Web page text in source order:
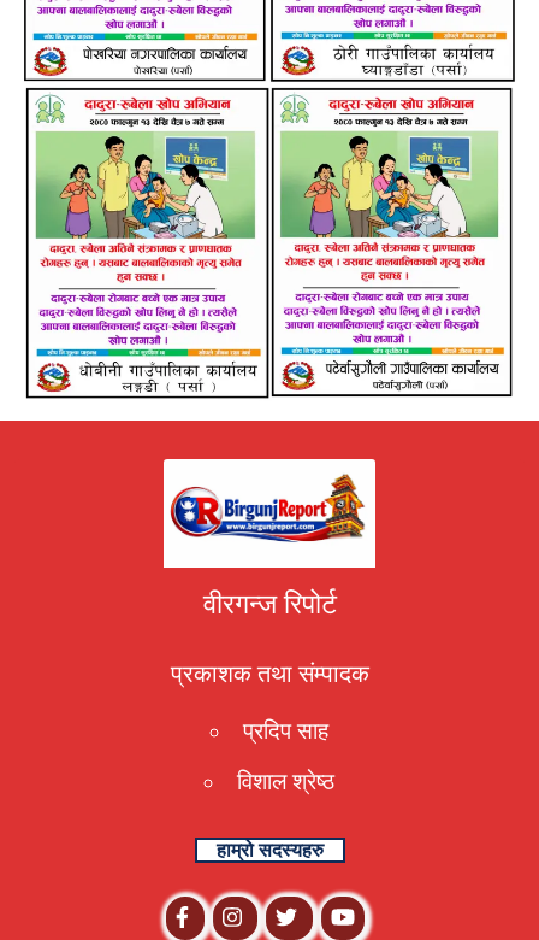
वीरगन्ज रिपोर्ट
प्रकाशक तथा संम्पादक
प्रदिप साह
विशाल श्रेष्ठ
हाम्रो सदस्यहरु